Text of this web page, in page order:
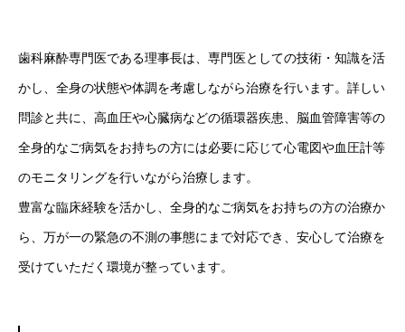
歯科麻酔専門医である理事長は、専門医としての技術・知識を活
かし、全身の状態や体調を考慮しながら治療を行います。詳しい
問診と共に、高血圧や心臓病などの循環器疾患、脳血管障害等の
全身的なご病気をお持ちの方には必要に応じて心電図や血圧計等
のモニタリングを行いながら治療します。
豊富な臨床経験を活かし、全身的なご病気をお持ちの方の治療か
ら、万が一の緊急の不測の事態にまで対応でき、安心して治療を
受けていただく環境が整っています。